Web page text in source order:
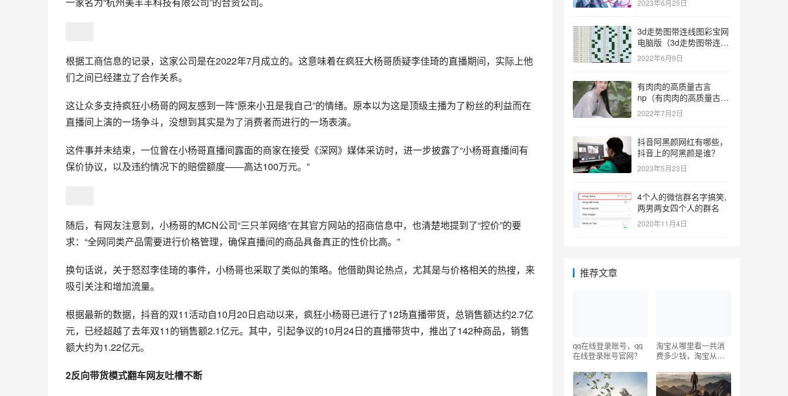
根据工商信息的记录，这家公司是在2022年7月成立的。这意味着在疯狂大杨哥质疑李佳琦的直播期间，实际上他
们之间已经建立了合作关系。
这让众多支持疯狂小杨哥的网友感到一阵“原来小丑是我自己”的情绪。原本以为这是顶级主播为了粉丝的利益而在
直播间上演的一场争斗，没想到其实是为了消费者而进行的一场表演。
这件事并未结束，一位曾在小杨哥直播间露面的商家在接受《深网》媒体采访时，进一步披露了“小杨哥直播间有
保价协议，以及违约情况下的赔偿额度——高达100万元。”
随后，有网友注意到，小杨哥的MCN公司“三只羊网络”在其官方网站的招商信息中，也清楚地提到了“控价”的要
求：“全网同类产品需要进行价格管理，确保直播间的商品具备真正的性价比高。”
换句话说，关于怒怼李佳琦的事件，小杨哥也采取了类似的策略。他借助舆论热点，尤其是与价格相关的热搜，来
吸引关注和增加流量。
根据最新的数据，抖音的双11活动自10月20日启动以来，疯狂小杨哥已进行了12场直播带货，总销售额达约2.7亿
元，已经超越了去年双11的销售额2.1亿元。其中，引起争议的10月24日的直播带货中，推出了142种商品，销售
额大约为1.22亿元。
2反向带货模式翻车网友吐槽不断
2023年6月25日
3d走势图带连线图彩宝网
电脑版（3d走势图带连线
图彩宝网手机版）
2022年6月9日
有肉肉的高质量古言
np（有肉肉的高质量古言
np推荐）
2022年7月2日
抖音阿黑颜网红有哪些，
抖音上的阿黑颜是谁？
2023年5月23日
4个人的微信群名字搞笑,
两男两女四个人的群名
2020年11月4日
推荐文章
qq在线登录账号，qq
在线登录账号官网？
淘宝从哪里看一共消
费多少钱，淘宝从哪
手机版？